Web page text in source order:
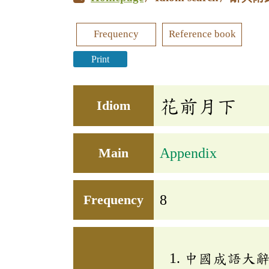
Frequency Reference book
Print
Idiom 花前月下
Main Appendix
Frequency 8
中國成語大